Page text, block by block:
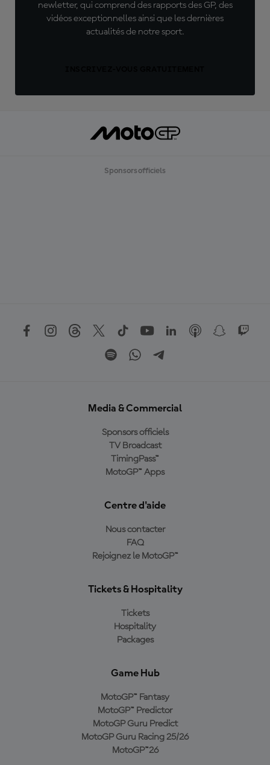
newletter, qui comprend des rapports des GP, des
vidéos exceptionnelles ainsi que les dernières
actualités de notre sport.
Sponsors officiels
Media & Commercial
Sponsors officiels
TV Broadcast
TimingPass™
MotoGP™ Apps
Centre d'aide
Nous contacter
FAQ
Rejoignez le MotoGP™
Tickets & Hospitality
Tickets
Hospitality
Packages
Game Hub
MotoGP™ Fantasy
MotoGP™ Predictor
MotoGP Guru Predict
MotoGP Guru Racing 25/26
MotoGP™26